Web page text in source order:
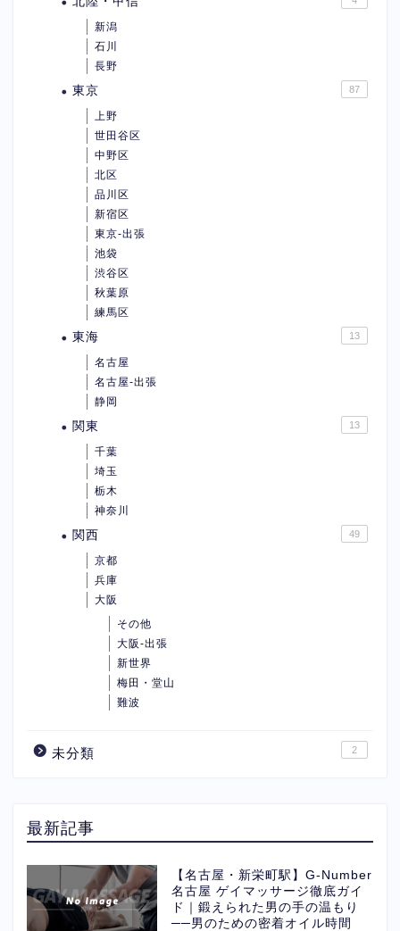
新潟
石川
長野
東京 87
上野
世田谷区
中野区
北区
品川区
新宿区
東京-出張
池袋
渋谷区
秋葉原
練馬区
東海 13
名古屋
名古屋-出張
静岡
関東 13
千葉
埼玉
栃木
神奈川
関西 49
京都
兵庫
大阪
その他
大阪-出張
新世界
梅田・堂山
難波
未分類 2
最新記事
【名古屋・新栄町駅】G-Number
名古屋 ゲイマッサージ徹底ガイ
ド｜鍛えられた男の手の温もり
──男のための密着オイル時間